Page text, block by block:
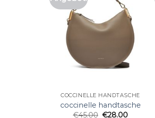
COCCINELLE HANDTASCHE
coccinelle handtasche
€45.00 €28.00